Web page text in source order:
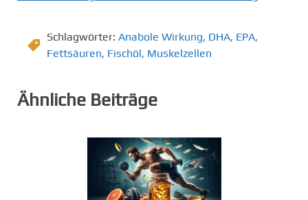
Schlagwörter: Anabole Wirkung, DHA, EPA,
Fettsäuren, Fischöl, Muskelzellen
Ähnliche Beiträge